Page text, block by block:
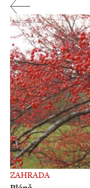
ZAHRADA